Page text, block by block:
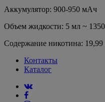
Аккумулятор: 900-950 мАч
Объем жидкости: 5 мл ~ 1350
Содержание никотина:
Контакты
Каталог